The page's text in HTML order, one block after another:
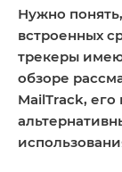
Нужно
встроенных
трекеры
обзоре
MailTrack,